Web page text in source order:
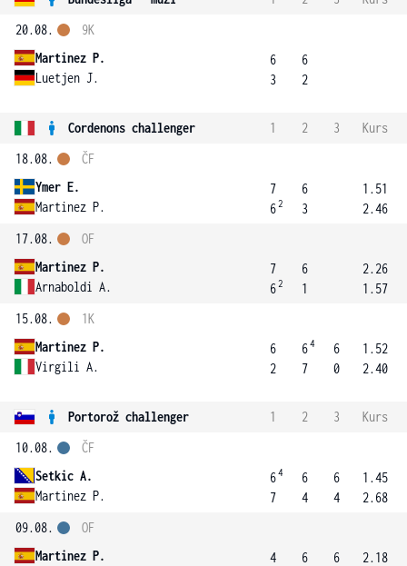
20.08.
Martinez P.
Luetjen J.
9K
6
3
6
2
Cordenons challenger 1 2 3
Kurs
18.08.
Ymer E.
Martinez P.
ČF
7
62
6
3
1.51
2.46
17.08.
Martinez P.
Arnaboldi A.
OF
7
62
6
1
2.26
1.57
15.08.
Martinez P.
Virgili A.
1K
6
2
64
7
6
0
1.52
2.40
Portorož challenger 1 2 3
Kurs
10.08.
Setkic A.
Martinez P.
ČF
64
7
6
4
6
4
1.45
2.68
09.08.
Martinez P.
OF
4
6
6
2.18